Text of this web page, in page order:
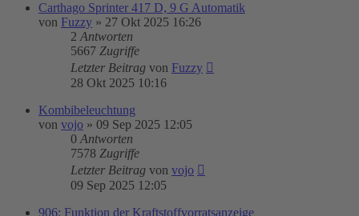
Carthago Sprinter 417 D, 9 G Automatik
von Fuzzy » 27 Okt 2025 16:26
2 Antworten
5667 Zugriffe
Letzter Beitrag von Fuzzy
28 Okt 2025 10:16
Kombibeleuchtung
von vojo » 09 Sep 2025 12:05
0 Antworten
7578 Zugriffe
Letzter Beitrag von vojo
09 Sep 2025 12:05
906: Funktion der Kraftstoffvorratsanzeige